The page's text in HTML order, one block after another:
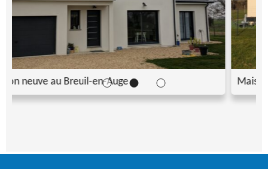
Maison neuve à Clarbec